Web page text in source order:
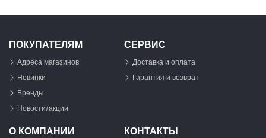
ПОКУПАТЕЛЯМ
Адреса магазинов
Новинки
Бренды
Новости/акции
СЕРВИС
Доставка и оплата
Гарантия и возврат
О КОМПАНИИ КОНТАКТЫ